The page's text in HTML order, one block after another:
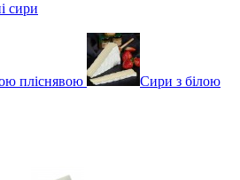
сири
пліснявою
Сири з білою